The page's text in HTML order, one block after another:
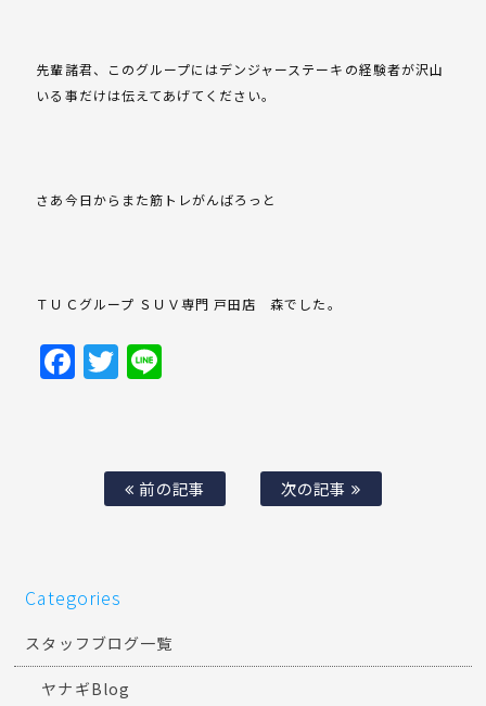
先輩諸君、このグループにはデンジャーステーキの経験者が沢山
いる事だけは伝えてあげてください。
さあ今日からまた筋トレがんばろっと
ＴＵＣグループ ＳＵＶ専門 戸田店 森でした。
Facebook
Twitter
前の記事 次の記事
Categories
スタッフブログ一覧
ヤナギBlog